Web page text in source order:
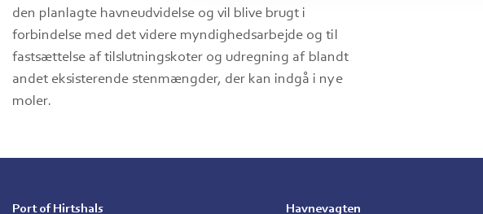
den planlagte havneudvidelse og vil blive brugt i
forbindelse med det videre myndighedsarbejde og til
fastsættelse af tilslutningskoter og udregning af blandt
andet eksisterende stenmængder, der kan indgå i nye
moler.
Port of Hirtshals
Havnevagten